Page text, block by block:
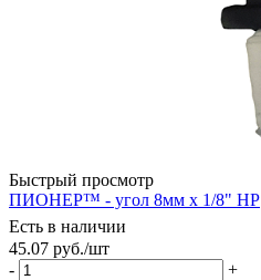
Быстрый просмотр
ПИОНЕР™ - угол 8мм х 1/8" НР
Есть в наличии
45.07 руб./шт
-
+